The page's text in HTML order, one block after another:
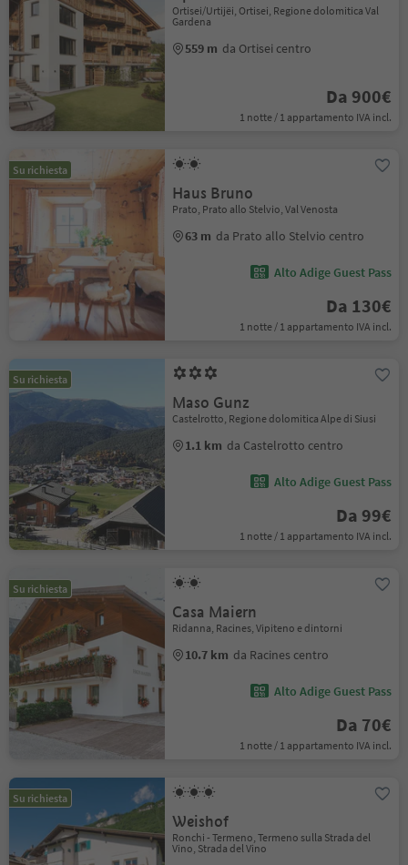
Ortisei/Urtijëi, Ortisei, Regione dolomitica Val
Gardena
559 m da Ortisei centro
Da 900€
1 notte / 1 appartamento IVA incl.
Su richiesta
Haus Bruno
Prato, Prato allo Stelvio, Val Venosta
63 m da Prato allo Stelvio centro
Alto Adige Guest Pass
Da 130€
1 notte / 1 appartamento IVA incl.
Su richiesta
Maso Gunz
Castelrotto, Regione dolomitica Alpe di Siusi
1.1 km da Castelrotto centro
Alto Adige Guest Pass
Da 99€
1 notte / 1 appartamento IVA incl.
Su richiesta
Casa Maiern
Ridanna, Racines, Vipiteno e dintorni
10.7 km da Racines centro
Alto Adige Guest Pass
Da 70€
1 notte / 1 appartamento IVA incl.
Su richiesta
Weishof
Ronchi - Termeno, Termeno sulla Strada del
Vino, Strada del Vino